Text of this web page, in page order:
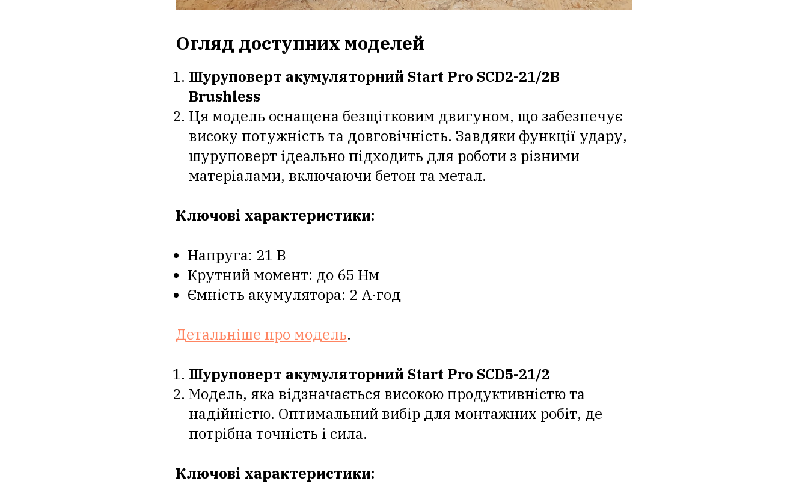
Огляд доступних моделей
Шуруповерт акумуляторний Start Pro SCD2-21/2B
Brushless
Ця модель оснащена безщітковим двигуном, що забезпечує
високу потужність та довговічність. Завдяки функції удару,
шуруповерт ідеально підходить для роботи з різними
матеріалами, включаючи бетон та метал.
Ключові характеристики:
Напруга: 21 В
Крутний момент: до 65 Нм
Ємність акумулятора: 2 А·год
Детальніше про модель.
Шуруповерт акумуляторний Start Pro SCD5-21/2
Модель, яка відзначається високою продуктивністю та
надійністю. Оптимальний вибір для монтажних робіт, де
потрібна точність і сила.
Ключові характеристики: